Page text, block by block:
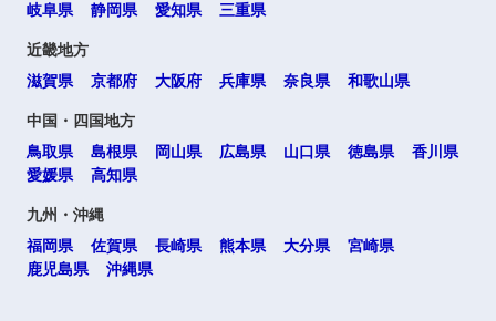
選択する
岐阜県
静岡県 愛知県 三重県
近畿地方
滋賀県
京都府 大阪府 兵庫県 奈良県 和歌山県
中国・四国地方
鳥取県
島根県 岡山県 広島県 山口県 徳島県
香川県
愛媛県
高知県
九州・沖縄
福岡県
佐賀県 長崎県 熊本県 大分県
宮崎県
鹿児島県
沖縄県